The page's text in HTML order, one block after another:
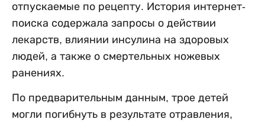
отпускаемые по рецепту. История интернет-
поиска содержала запросы о действии
лекарств, влиянии инсулина на здоровых
людей, а также о смертельных ножевых
ранениях.
По предварительным данным, трое детей
могли погибнуть в результате отравления,